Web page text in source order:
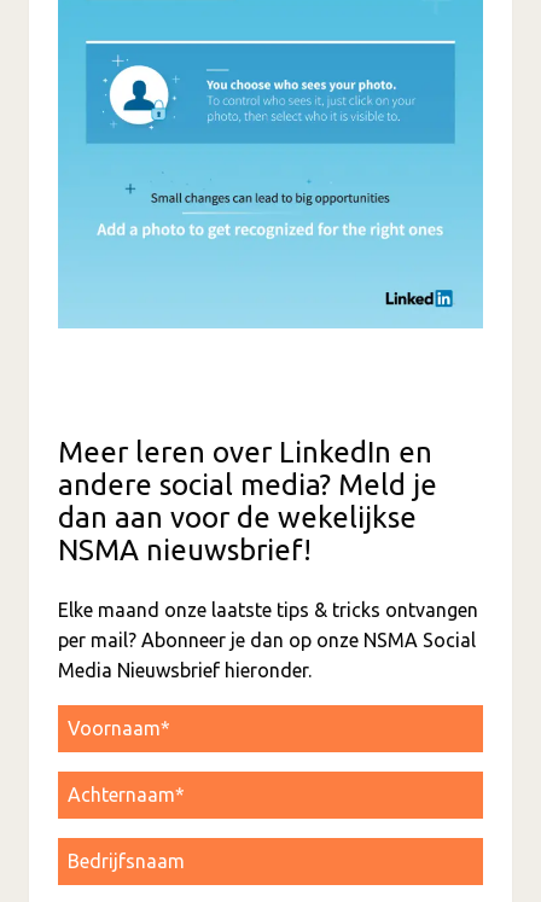
Meer leren over LinkedIn en
andere social media? Meld je
dan aan voor de wekelijkse
NSMA nieuwsbrief!
Elke maand onze laatste tips & tricks ontvangen
per mail? Abonneer je dan op onze NSMA Social
Media Nieuwsbrief hieronder.